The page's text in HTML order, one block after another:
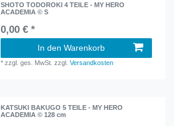
SHOTO TODOROKI 4 TEILE - MY HERO
ACADEMIA © S
0,00 € *
In den Warenkorb
*zzgl. ges. MwSt. zzgl.Versandkosten
KATSUKI BAKUGO 5 TEILE - MY HERO
ACADEMIA © 128 cm